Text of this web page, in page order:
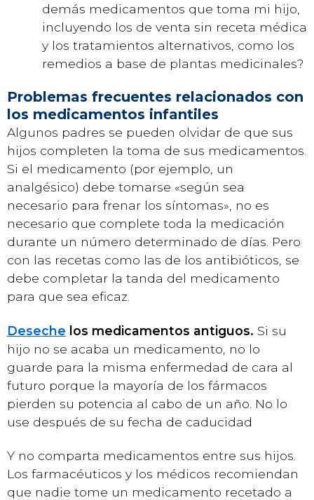
demás medicamentos que toma mi hijo,
incluyendo los de venta sin receta médica
y los tratamientos alternativos, como los
remedios a base de plantas medicinales?
Problemas frecuentes relacionados con
los medicamentos infantiles
Algunos padres se pueden olvidar de que sus
hijos completen la toma de sus medicamentos.
Si el medicamento (por ejemplo, un
analgésico) debe tomarse «según sea
necesario para frenar los síntomas», no es
necesario que complete toda la medicación
durante un número determinado de días. Pero
con las recetas como las de los antibióticos, se
debe completar la tanda del medicamento
para que sea eficaz.
Deseche los medicamentos antiguos. Si su
hijo no se acaba un medicamento, no lo
guarde para la misma enfermedad de cara al
futuro porque la mayoría de los fármacos
pierden su potencia al cabo de un año. No lo
use después de su fecha de caducidad
Y no comparta medicamentos entre sus hijos.
Los farmacéuticos y los médicos recomiendan
que nadie tome un medicamento recetado a